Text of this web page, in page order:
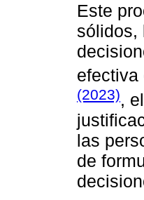
Este
sólidos,
efectiva
(2023),
las
de